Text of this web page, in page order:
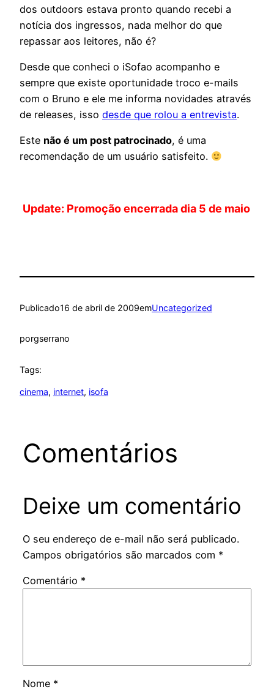
dos outdoors estava pronto quando recebi a
notícia dos ingressos, nada melhor do que
repassar aos leitores, não é?
Desde que conheci o iSofao acompanho e
sempre que existe oportunidade troco e-mails
com o Bruno e ele me informa novidades através
de releases, isso desde que rolou a entrevista.
Este não é um post patrocinado, é uma
recomendação de um usuário satisfeito.
Update: Promoção encerrada dia 5 de maio
Publicado16 de abril de 2009emUncategorized
porgserrano
Tags:
cinema, internet, isofa
Comentários
Deixe um comentário
O seu endereço de e-mail não será publicado.
Campos obrigatórios são marcados com *
Comentário *
Nome *